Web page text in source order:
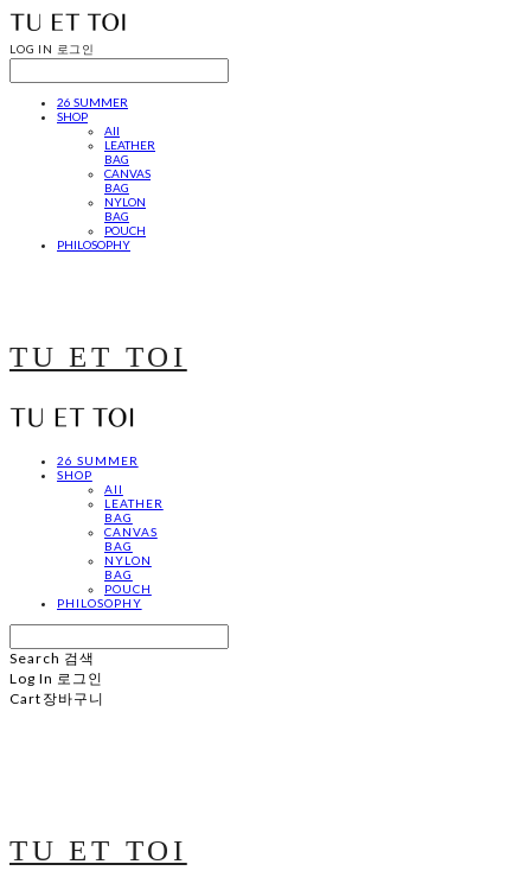
LOG IN 로그인
26 SUMMER
SHOP
All
LEATHER
BAG
CANVAS
BAG
NYLON
BAG
POUCH
PHILOSOPHY
TU ET TOI
26 SUMMER
SHOP
All
LEATHER
BAG
CANVAS
BAG
NYLON
BAG
POUCH
PHILOSOPHY
Search 검색
Log In 로그인
Cart 장바구니
TU ET TOI